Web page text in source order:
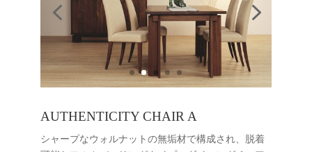
AUTHENTICITY CHAIR A
シャープなウォルナットの無垢材で構成され、脱着